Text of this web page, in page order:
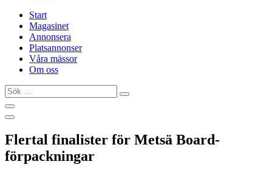
Start
Magasinet
Annonsera
Platsannonser
Våra mässor
Om oss
Sök
…
Flertal finalister för Metsä Board-
förpackningar